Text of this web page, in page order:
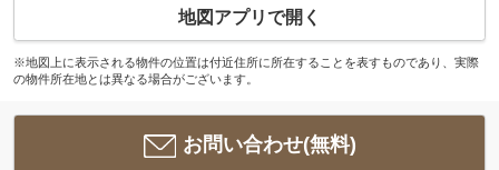
地図アプリで開く
※地図上に表示される物件の位置は付近住所に所在することを表すものであり、実際
の物件所在地とは異なる場合がございます。
お問い合わせ(無料)